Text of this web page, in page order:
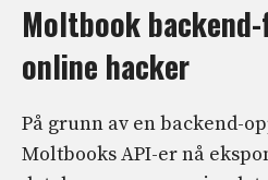
Moltbook
online hacker
På grunn av en backend-
Moltbooks API-er nå